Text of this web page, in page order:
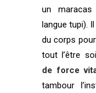
un maracas
langue tupi).
du corps
tout l’être
de force
tambour